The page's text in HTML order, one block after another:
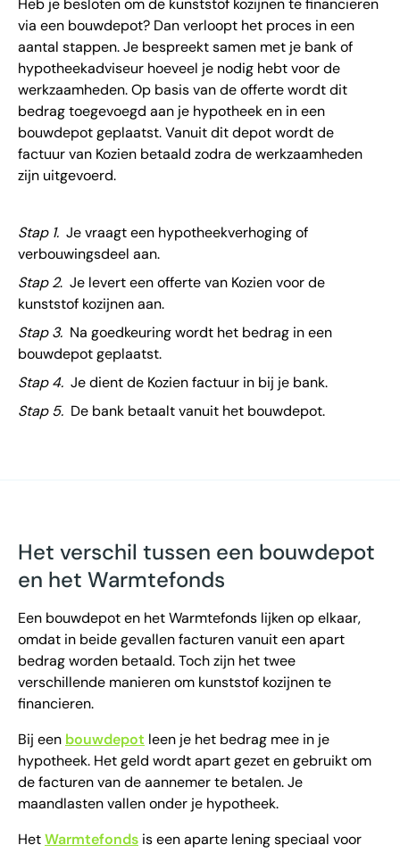
Heb je besloten om de kunststof kozijnen te financieren
via een bouwdepot? Dan verloopt het proces in een
aantal stappen. Je bespreekt samen met je bank of
hypotheekadviseur hoeveel je nodig hebt voor de
werkzaamheden. Op basis van de offerte wordt dit
bedrag toegevoegd aan je hypotheek en in een
bouwdepot geplaatst. Vanuit dit depot wordt de
factuur van Kozien betaald zodra de werkzaamheden
zijn uitgevoerd.
Stap 1. Je vraagt een hypotheekverhoging of
verbouwingsdeel aan.
Stap 2. Je levert een offerte van Kozien voor de
kunststof kozijnen aan.
Stap 3. Na goedkeuring wordt het bedrag in een
bouwdepot geplaatst.
Stap 4. Je dient de Kozien factuur in bij je bank.
Stap 5. De bank betaalt vanuit het bouwdepot.
Het verschil tussen een bouwdepot
en het Warmtefonds
Een bouwdepot en het Warmtefonds lijken op elkaar,
omdat in beide gevallen facturen vanuit een apart
bedrag worden betaald. Toch zijn het twee
verschillende manieren om kunststof kozijnen te
financieren.
Bij een bouwdepot leen je het bedrag mee in je
hypotheek. Het geld wordt apart gezet en gebruikt om
de facturen van de aannemer te betalen. Je
maandlasten vallen onder je hypotheek.
HetWarmtefonds is een aparte lening speciaal voor